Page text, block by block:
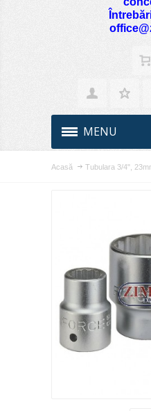
MENU
Acasă Tubulara 3/4",